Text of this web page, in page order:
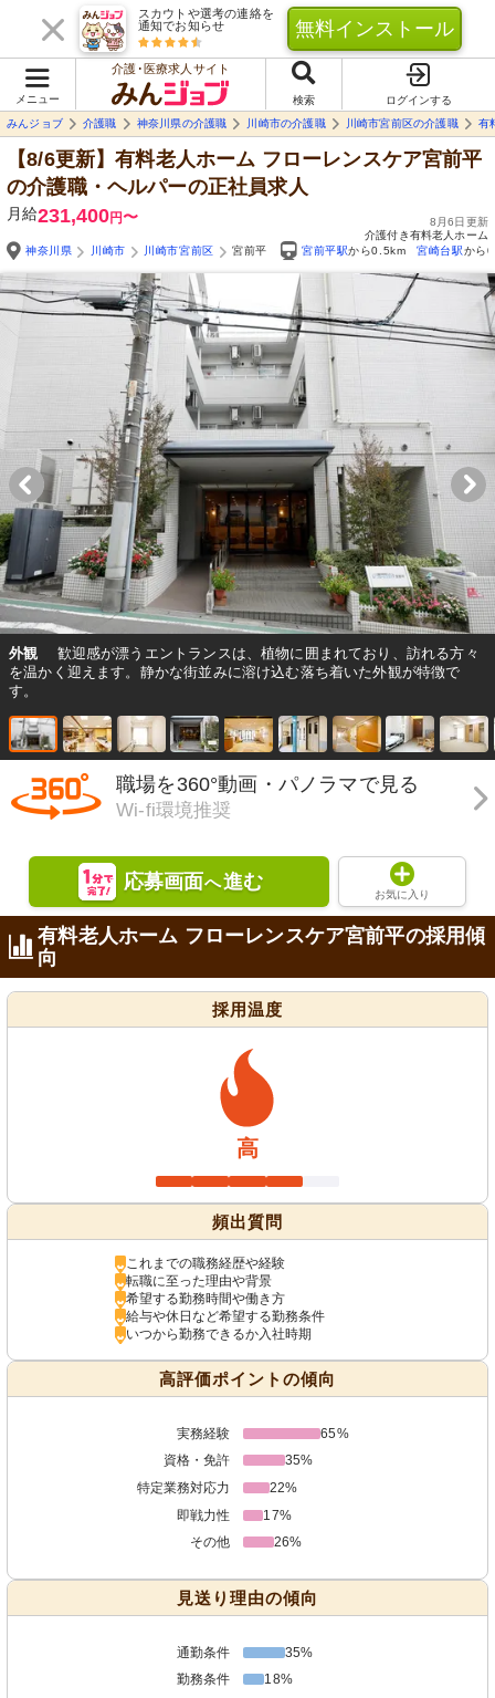
スカウトや選考の連絡を
通知でお知らせ
無料インストール
メニュー
介護･医療求人サイト
検索
ログインする
みんジョブ
介護職 神奈川県の介護職 川崎市の介護職 川崎市宮前区の介護職 有
【8/6更新】有料老人ホーム フローレンスケア宮前平
の介護職・ヘルパーの正社員求人
月給231,400円〜
8月6日更新
介護付き有料老人ホーム
神奈川県
川崎市 川崎市宮前区 宮前平 宮前平駅から0.5km 宮崎台駅から
自
外観
歓迎感が漂うエントランスは、植物に囲まれており、訪れる方々
を温かく迎えます。静かな街並みに溶け込む落ち着いた外観が特徴で
す。
職場を360°動画・パノラマで見る
Wi-fi環境推奨
応募画面へ進む
お気に入り
有料老人ホーム フローレンスケア宮前平の採用傾
向
採用温度
高
頻出質問
これまでの職務経歴や経験
転職に至った理由や背景
希望する勤務時間や働き方
給与や休日など希望する勤務条件
いつから勤務できるか入社時期
高評価ポイントの傾向
実務経験
65%
資格・免許
35%
特定業務対応力
22%
即戦力性
17%
その他
26%
見送り理由の傾向
通勤条件
35%
勤務条件
18%